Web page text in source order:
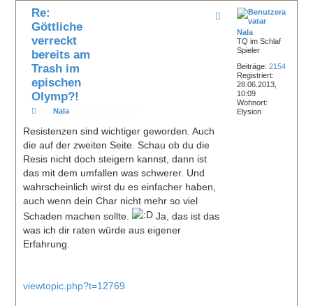
c
Nala
TQ im Schlaf
Spieler
Beiträge: 2154
Registriert:
28.06.2013,
10:09
Wohnort:
Elysion
Re:
Göttliche
verreckt
bereits am
Trash im
epischen
Olymp?!
i
t
r
g
vonNala 03.03.2025, 16:52
Resistenzen sind wichtiger geworden. Auch
die auf der zweiten Seite. Schau ob du die
Resis nicht doch steigern kannst, dann ist
das mit dem umfallen was schwerer. Und
wahrscheinlich wirst du es einfacher haben,
auch wenn dein Char nicht mehr so viel
Schaden machen sollte.
Ja, das ist das
was ich dir raten würde aus eigener
Erfahrung.
viewtopic.php?t=12769